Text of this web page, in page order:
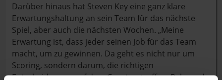
Darüber hinaus hat Steven Key eine ganz klare
Erwartungshaltung an sein Team für das nächste
Spiel, aber auch die nächsten Wochen. „Meine
Erwartung ist, dass jeder seinen Job für das Team
macht, um zu gewinnen. Da geht es nicht nur um
Scoring, sondern darum, die richtigen
Entscheidungen auf dem Court zu treffen, Rebounds